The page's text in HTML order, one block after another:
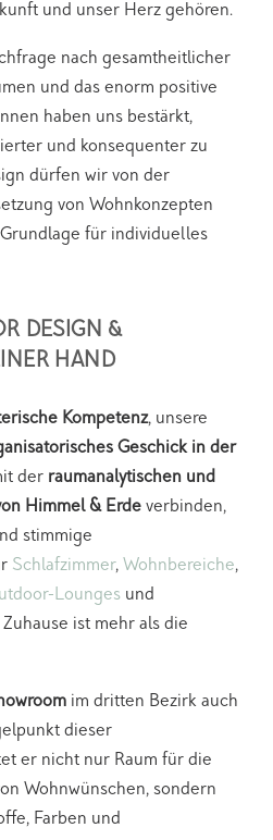
und unser Herz gehören.
nach gesamtheitlicher
und das enorm positive
haben uns bestärkt,
und konsequenter zu
dürfen wir von der
von Wohnkonzepten
für individuelles
DESIGN &
HAND
Kompetenz, unsere
Geschick in der
der raumanalytischen und
Himmel & Erdeverbinden,
stimmige
Schlafzimmer, Wohnbereiche,
Lounges und
ist mehr als die
im dritten Bezirk auch
dieser
er nicht nur Raum für die
Wohnwünschen, sondern
Farben und